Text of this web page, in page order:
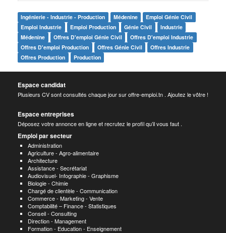
Ingénierie - Industrie - Production Médenine
Emploi Génie Civil
Emploi Industrie
Emploi Production Génie Civil
Industrie
Médenine
Offres D'emploi Génie Civil
Offres D'emploi Industrie
Offres D'emploi Production
Offres Génie Civil
Offres Industrie
Offres Production
Production
Espace candidat
Plusieurs CV sont consultés chaque jour sur offre-emploi.tn . Ajoutez le vôtre !
Espace entreprises
Déposez votre annonce en ligne et recrutez le profil qu’il vous faut .
Emploi par secteur
Administration
Agriculture - Agro-alimentaire
Architecture
Assistance - Secrétariat
Audiovisuel- Infographie - Graphisme
Biologie - Chimie
Chargé de clientèle - Communication
Commerce - Marketing - Vente
Comptabilité – Finance - Statistiques
Conseil - Consulting
Direction - Management
Formation - Education - Enseignement